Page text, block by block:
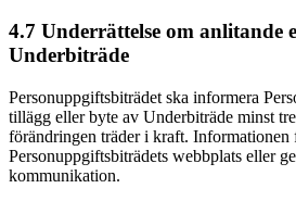
4.7 Underrättelse om anlitande
Underbiträde
Personuppgiftsbiträdet ska informera
tillägg eller byte av Underbiträde minst
förändringen träder i kraft. Informationen
Personuppgiftsbiträdets webbplats eller
kommunikation.